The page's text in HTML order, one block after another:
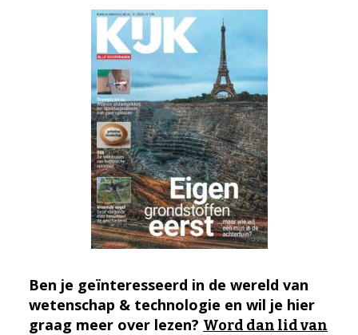
Ben je geïnteresseerd in de wereld van
wetenschap & technologie en wil je hier
graag meer over lezen? Word dan lid van